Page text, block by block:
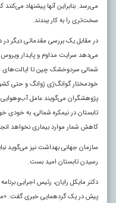
می‌رسد. بنابراین آنها پیشنهاد
سخت‌تری را به کار ببندند.
در مقابل یک بررسی مقدماتی دیگر
می‌دهد سرایت مداوم و پایدار
شمالی سردوخشک چین تا ایالت‌های
خودمختار گوانگ‌ژی ژوانگ و حتی
پژوهشگران می‌گویند عامل آب‌وهوایی
تابستان در نیمکره شمالی، به خودی
کاهش شمار موارد بیماری نخواهد
رسیدن تابستان امید بست.
دکتر مایکل رایان، رئیس اجرایی
پیش در یک گردهمایی خبری گفت: «ما